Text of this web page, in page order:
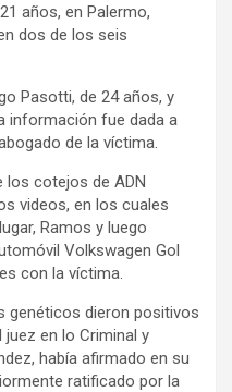
años, en Palermo,
dos de los seis
Pasotti, de 24 años, y
información fue dada a
de la víctima.
los cotejos de ADN
videos, en los cuales
Ramos y luego
Volkswagen Gol
con la víctima.
genéticos dieron positivos
en lo Criminal y
había afirmado en su
ratificado por la